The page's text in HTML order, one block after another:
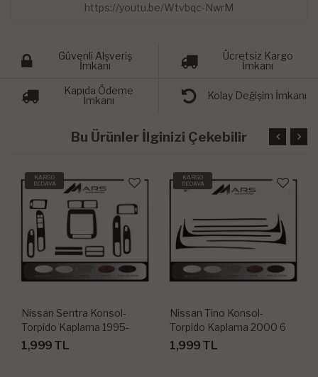
https://youtu.be/Wtvbqc-NwrM
Güvenli Alşveriş
İmkanı
Ücretsiz Kargo
İmkanı
Kapıda Ödeme
İmkanı
Kolay Değişim İmkanı
Bu Ürünler İlginizi Çekebilir
KARGO
BEDAVA
Nissan Sentra Konsol-
Torpido Kaplama 1995-
1997 11 Parça
1,999 TL
KARGO
BEDAVA
Nissan Tino Konsol-
Torpido Kaplama 2000 6
Parça
1,999 TL